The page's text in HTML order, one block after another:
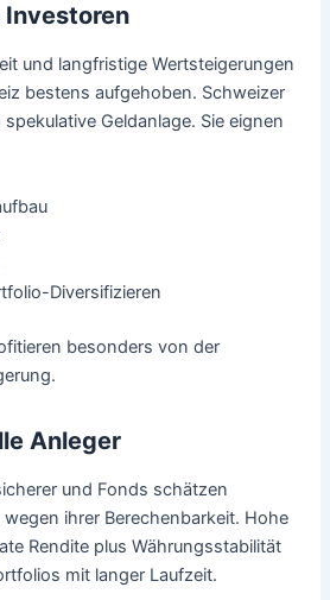
und langfristige Wertsteigerungen
bestens aufgehoben. Schweizer
spekulative Geldanlage. Sie eignen
Diversifizieren
besonders von der
Anleger
und Fonds schätzen
ihrer Berechenbarkeit. Hohe
Rendite plus Währungsstabilität
mit langer Laufzeit.